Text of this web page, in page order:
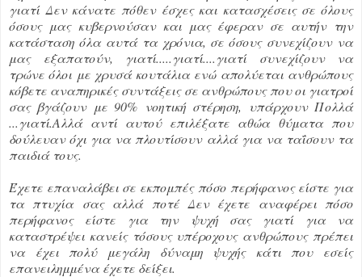
γιατί Δεν κάνατε πόθεν έσχες και κατασχέσεις σε όλους
όσους μας κυβερνούσαν και μας έφεραν σε αυτήν την
κατάσταση όλα αυτά τα χρόνια, σε όσους συνεχίζουν να
μας εξαπατούν, γιατί.....γιατί....γιατί συνεχίζουν να
τρώνε όλοι με χρυσά κουτάλια ενώ απολύεται ανθρώπους
κόβετε αναπηρικές συντάξεις σε ανθρώπους που οι γιατροί
σας βγάζουν με 90% νοητική στέρηση, υπάρχουν Πολλά
...γιατί.Αλλά αντί αυτού επιλέξατε αθώα θύματα που
δούλευαν όχι για να πλουτίσουν αλλά για να ταΐσουν τα
παιδιά τους.
Έχετε επαναλάβει σε εκπομπές πόσο περήφανος είστε για
τα πτυχία σας αλλά ποτέ Δεν έχετε αναφέρει πόσο
περήφανος είστε για την ψυχή σας γιατί για να
καταστρέψει κανείς τόσους υπέροχους ανθρώπους πρέπει
να έχει πολύ μεγάλη δύναμη ψυχής κάτι που εσείς
επανειλημμένα έχετε δείξει.